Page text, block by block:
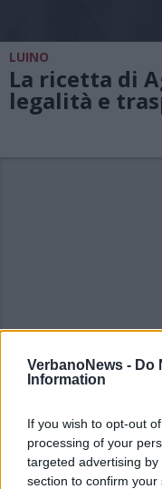
VerbanoNews - Do
Information
If you wish to opt-out
processing of your
targeted advertising
section to confirm
LUINO
La ricetta di
legalità e